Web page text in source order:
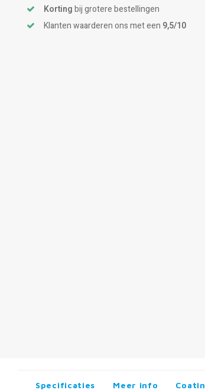
Kortingbij grotere bestellingen
Klanten waarderen ons met een 9,5/10
Specificaties Meer info